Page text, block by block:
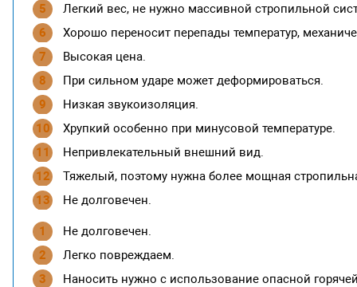
Легкий вес, не нужно массивной стропильной
Хорошо переносит перепады температур,
Высокая цена.
При сильном ударе может деформироваться.
Низкая звукоизоляция.
Хрупкий особенно при минусовой температуре.
Непривлекательный внешний вид.
Тяжелый, поэтому нужна более мощная
Не долговечен.
Не долговечен.
Легко повреждаем.
Наносить нужно с использование опасной